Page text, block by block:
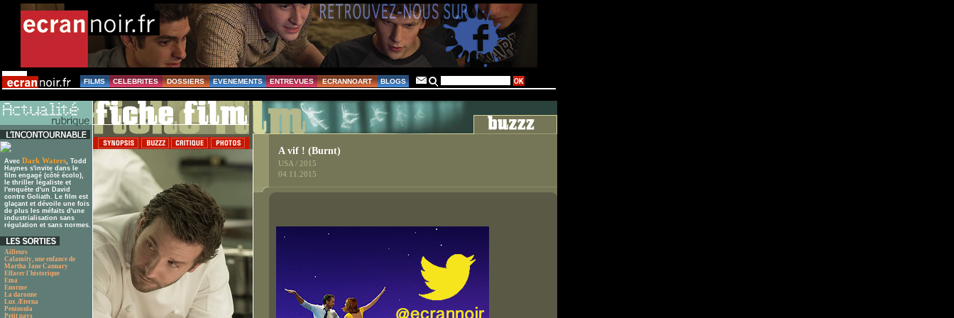
FILMS CELEBRITES DOSSIERS EVENEMENTS ENTREVUES ECRANNOART BLOGS
Avec Dark Waters, Todd
Haynes s'invite dans le
film engagé (côté écolo),
le thriller légaliste et
l'enquête d'un David
contre Goliath. Le film est
glaçant et dévoile une fois
de plus les méfaits d'une
industrialisation sans
régulation et sans normes.
Ailleurs
Calamity, une enfance de
Martha Jane Cannary
Effacer l'historique
Ema
Enorme
La daronne
Lux Æterna
Peninsula
Petit pays
A vif ! (Burnt)
USA / 2015
04.11.2015